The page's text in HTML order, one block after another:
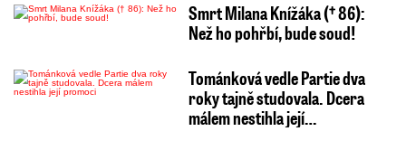
Smrt Milana Knížáka († 86):
Než ho pohřbí, bude soud!
Tománková vedle Partie dva
roky tajně studovala. Dcera
málem nestihla její…